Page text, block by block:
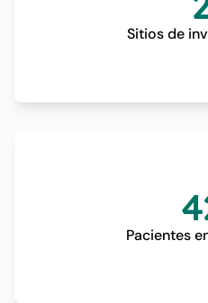
Sitios de
Pacientes